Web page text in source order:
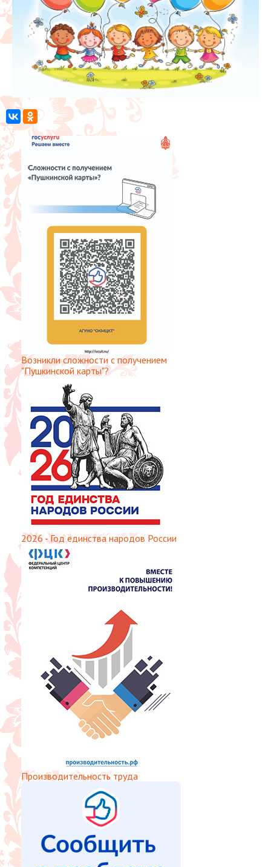
Возникли сложности с получением
"Пушкинской карты"?
2026 - Год единства народов России
Производительность труда